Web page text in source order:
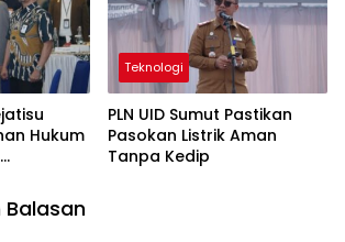
Hukum
Teknologi
PLN UID Sumut Pastikan
Pasokan Listrik Aman
Tanpa Kedip
Balasan